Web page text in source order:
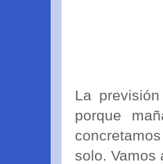
La
porque
solo. Vamos